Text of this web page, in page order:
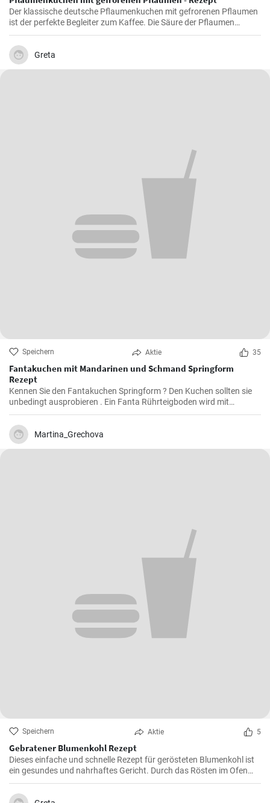
Der klassische deutsche Pflaumenkuchen mit gefrorenen Pflaumen
ist der perfekte Begleiter zum Kaffee. Die Säure der Pflaumen
kombiniert mit der Süße des Kuchenteigs ergibt ein harmonisches
Geschmackserlebnis.
Greta
Speichern Aktie 35
Fantakuchen mit Mandarinen und Schmand Springform
Rezept
Kennen Sie den Fantakuchen Springform ? Den Kuchen sollten sie
unbedingt ausprobieren . Ein Fanta Rührteigboden wird mit
Mandarinen und einer Schmand Sahne Füllung belegt. Fruchtig ,
cremig und lecker für alle Gäste groß und klein.
Martina_Grechova
Speichern Aktie 5
Gebratener Blumenkohl Rezept
Dieses einfache und schnelle Rezept für gerösteten Blumenkohl ist
ein gesundes und nahrhaftes Gericht. Durch das Rösten im Ofen
erhält der Blumenkohl einen wunderbar süßen und nussigen
Geschmack. Servieren Sie ihn als Beilage oder als Hauptgericht.